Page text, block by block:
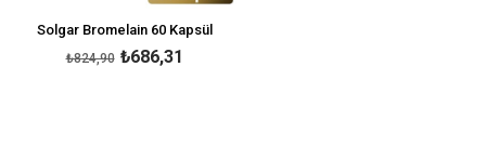
Solgar Bromelain 60 Kapsül
₺686,31
₺824,90